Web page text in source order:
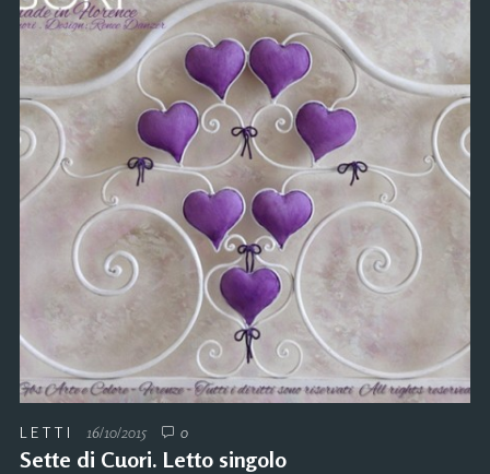
LETTI 16/10/2015 0
Sette di Cuori. Letto singolo